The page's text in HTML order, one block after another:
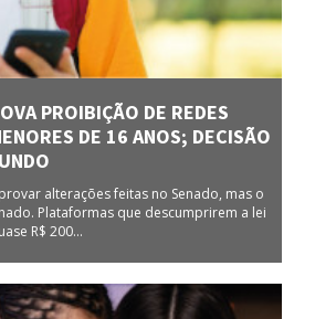
PROIBIÇÃO DE REDES
DE 16 ANOS; DECISÃO
alterações feitas no Senado, mas o
Plataformas que descumprirem a lei
R$ 200...